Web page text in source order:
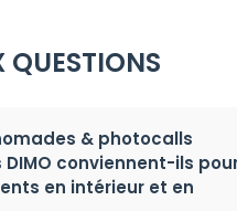
QUESTIONS
& photocalls
conviennent-ils
en intérieur et en